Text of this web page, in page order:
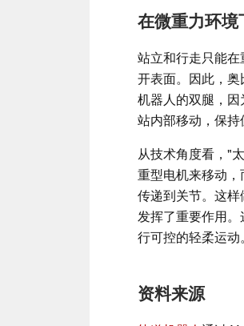
在微重力环
站立和行走只能
开表面。因此，
机器人的双腿，
站内部移动，保持
从技术角度看，"
重型电机来移动
传递到关节。这
发挥了重要作用
行可控的轻柔运动。
资料来源